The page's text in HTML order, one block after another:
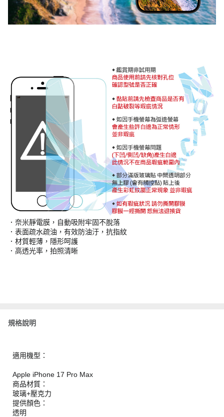
．奈米靜電膜，自動吸附牢固不脫落
．表面疏水疏油，有效防油汙，抗指紋
．材質輕薄，隱形呵護
．高透光率，拍照清晰
規格說明
適用機型：
Apple iPhone 17 Pro Max
商品材質：
玻璃+壓克力
提供顏色：
透明